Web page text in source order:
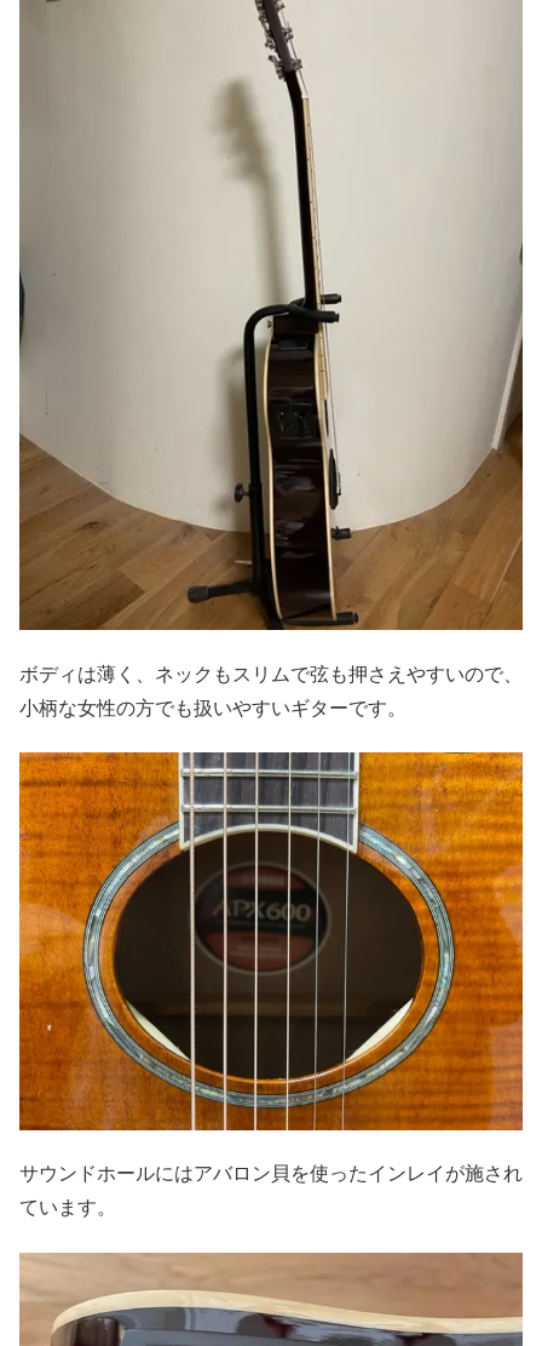
ボディは薄く、ネックもスリムで弦も押さえやすいので、
小柄な女性の方でも扱いやすいギターです。
サウンドホールにはアバロン貝を使ったインレイが施され
ています。